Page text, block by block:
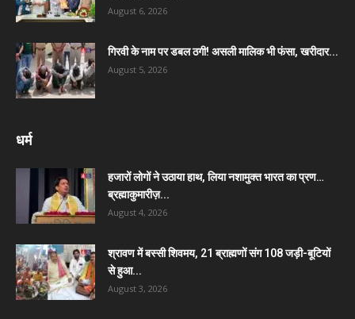
August 6, 2026
गिरवी के नाम पर डबल ठगी! असली मालिक भी फंसा, खरीदार...
August 5, 2026
धर्म
हजारों लोगों ने उठाया हाथ, लिया नशामुक्त भारत का प्रण…
ब्रह्माकुमारीज़...
August 4, 2026
श्रावण में बस्सी शिवमय, 21 ब्राह्मणों संग 108 जड़ी-बूटियों
से हुआ...
August 3, 2026